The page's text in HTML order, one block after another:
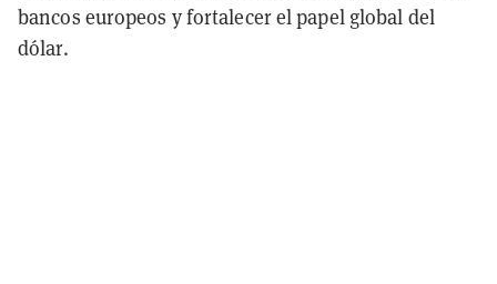
bancos europeos y fortalecer el papel global del
dólar.